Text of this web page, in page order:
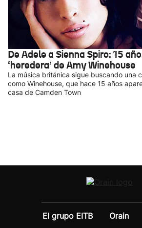
De Adele a Sienna Spiro: 15
‘heredera’ de Amy Winehouse
La música británica sigue buscando una
como Winehouse, que hace 15 años
casa de Camden Town
El grupo EITB
Orain